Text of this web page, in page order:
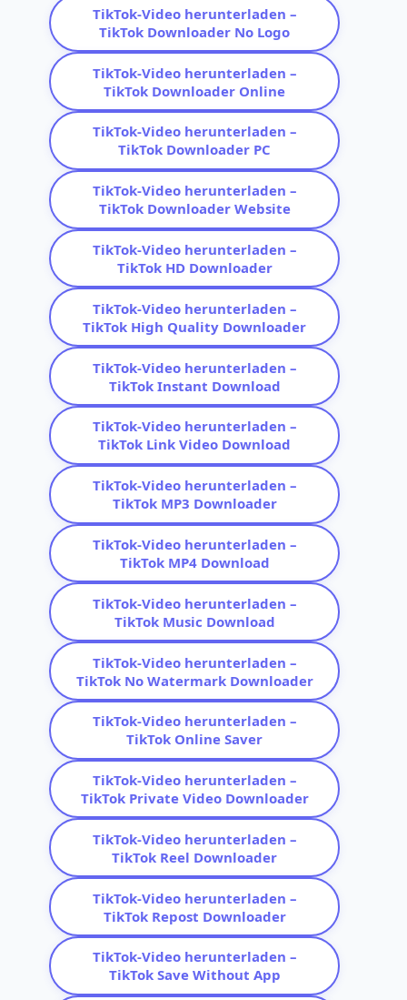
TikTok-Video herunterladen –
TikTok Downloader No Logo
TikTok-Video herunterladen –
TikTok Downloader Online
TikTok-Video herunterladen –
TikTok Downloader PC
TikTok-Video herunterladen –
TikTok Downloader Website
TikTok-Video herunterladen –
TikTok HD Downloader
TikTok-Video herunterladen –
TikTok High Quality Downloader
TikTok-Video herunterladen –
TikTok Instant Download
TikTok-Video herunterladen –
TikTok Link Video Download
TikTok-Video herunterladen –
TikTok MP3 Downloader
TikTok-Video herunterladen –
TikTok MP4 Download
TikTok-Video herunterladen –
TikTok Music Download
TikTok-Video herunterladen –
TikTok No Watermark Downloader
TikTok-Video herunterladen –
TikTok Online Saver
TikTok-Video herunterladen –
TikTok Private Video Downloader
TikTok-Video herunterladen –
TikTok Reel Downloader
TikTok-Video herunterladen –
TikTok Repost Downloader
TikTok-Video herunterladen –
TikTok Save Without App